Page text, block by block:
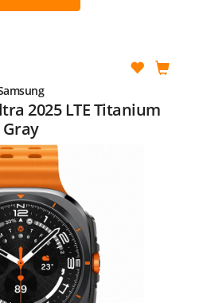
2025 LTE Titanium
Gray